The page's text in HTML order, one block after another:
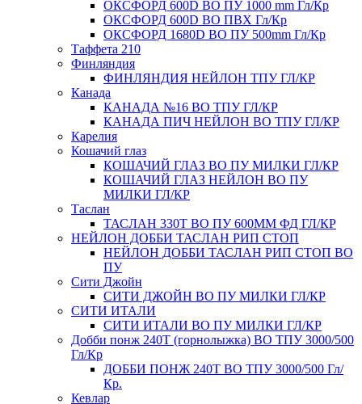
ОКСФОРД 600D ВО ПУ 1000 mm Гл/Кр
ОКСФОРД 600D ВО ПВХ Гл/Кр
ОКСФОРД 1680D ВО ПУ 500mm Гл/Кр
Таффета 210
Финляндия
ФИНЛЯНДИЯ НЕЙЛОН ТПУ ГЛ/КР
Канада
КАНАДА №16 ВО ТПУ ГЛ/КР
КАНАДА ПИЧ НЕЙЛОН ВО ТПУ ГЛ/КР
Карелия
Кошачий глаз
КОШАЧИЙ ГЛАЗ ВО ПУ МИЛКИ ГЛ/КР
КОШАЧИЙ ГЛАЗ НЕЙЛОН ВО ПУ
МИЛКИ ГЛ/КР
Таслан
ТАСЛАН 330Т ВО ПУ 600ММ ФД ГЛ/КР
НЕЙЛОН ДОББИ ТАСЛАН РИП СТОП
НЕЙЛОН ДОББИ ТАСЛАН РИП СТОП ВО
ПУ
Сити Джойн
СИТИ ДЖОЙН ВО ПУ МИЛКИ ГЛ/КР
СИТИ ИТАЛИ
СИТИ ИТАЛИ ВО ПУ МИЛКИ ГЛ/КР
Добби понж 240Т (горнолыжка) ВО ТПУ 3000/500
Гл/Кр
ДОББИ ПОНЖ 240Т ВО ТПУ 3000/500 Гл/
Кр.
Кевлар